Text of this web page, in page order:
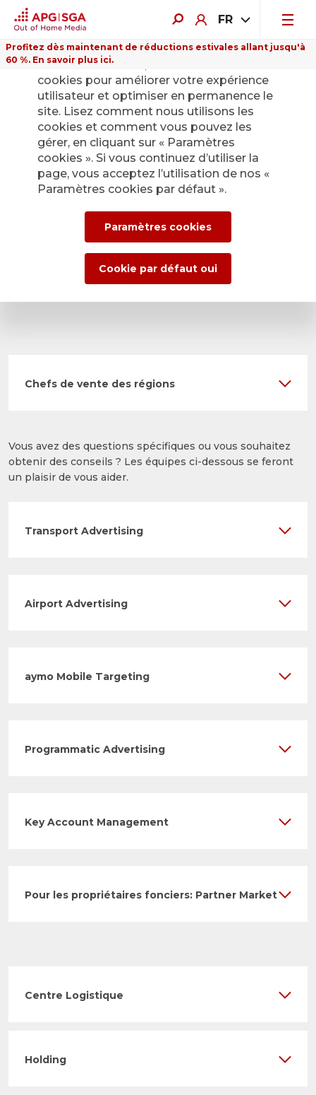
FR
Profitez dès maintenant de réductions estivales allant jusqu'à
60 %. En savoir plus ici.
Adresses et contact
Nous sommes là pour vous !
Trouvez votre interlocuteur personnel en saisissant votre
lieu ou votre code postal dans le champ de recherche.
Chefs de vente des régions
Vous avez des questions spécifiques ou vous souhaitez
obtenir des conseils ? Les équipes ci-dessous se feront
un plaisir de vous aider.
Transport Advertising
Airport Advertising
aymo Mobile Targeting
Programmatic Advertising
Key Account Management
Pour les propriétaires fonciers: Partner Market
Centre Logistique
Holding
Sur ce site Internet, nous utilisons des
cookies pour améliorer votre expérience
utilisateur et optimiser en permanence le
site. Lisez comment nous utilisons les
cookies et comment vous pouvez les
gérer, en cliquant sur « Paramètres
cookies ». Si vous continuez d’utiliser la
page, vous acceptez l’utilisation de nos «
Paramètres cookies par défaut ».
Paramètres cookies
Cookie par défaut oui